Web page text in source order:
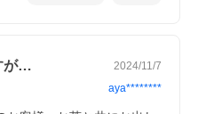
が… 2024/11/7
aya********